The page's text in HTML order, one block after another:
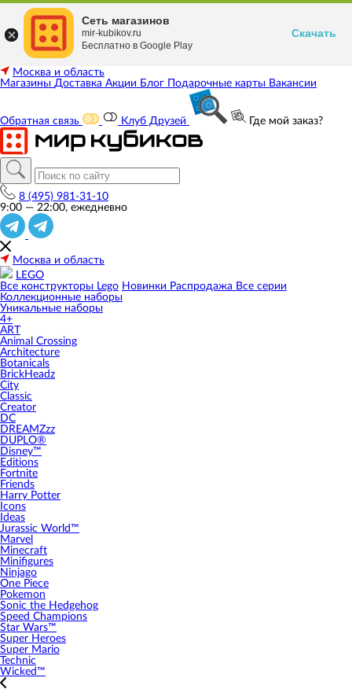
Москва и область
Магазины Доставка Акции Блог Подарочные карты Вакансии
Обратная связь Клуб Друзей Где мой заказ?
8 (495) 981-31-10
9:00 — 22:00, ежедневно
Москва и область
LEGO
Все конструкторы Lego Новинки Распродажа Все серии
Коллекционные наборы
Уникальные наборы
4+
ART
Animal Crossing
Architecture
Botanicals
BrickHeadz
City
Classic
Creator
DC
DREAMZzz
DUPLO®
Disney™
Editions
Fortnite
Friends
Harry Potter
Icons
Ideas
Jurassic World™
Marvel
Minecraft
Minifigures
Ninjago
One Piece
Pokemon
Sonic the Hedgehog
Speed Champions
Star Wars™
Super Heroes
Super Mario
Technic
Wicked™
Сеть магазинов
mir-kubikov.ru
Бесплатно в Google Play
Скачать